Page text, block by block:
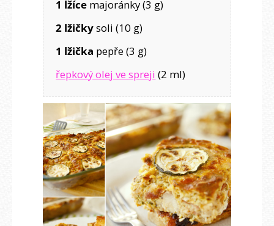
1 lžíce majoránky (3 g)
2 lžičkysoli (10 g)
1 lžička pepře (3 g)
řepkový olej ve spreji (2 ml)